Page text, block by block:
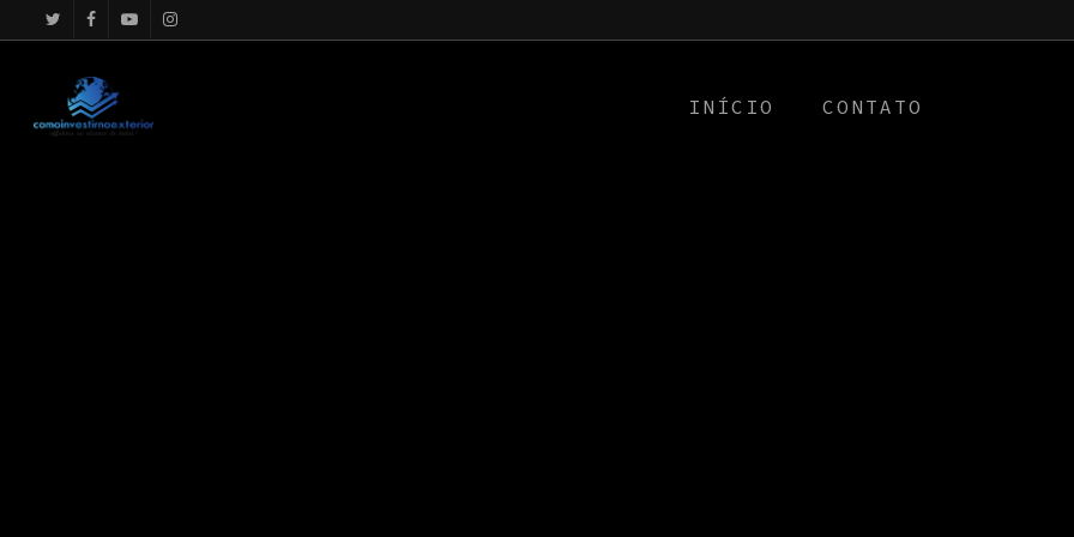
google.com, pub-4867156501875488, DIRECT, f08c47fec0942fa0
INÍCIO CONTATO